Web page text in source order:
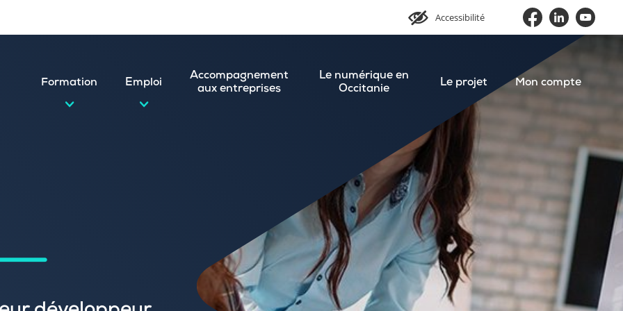
Accessibilité
Formation Emploi
et postuler en ligne
spontanée
Accompagnement
aux entreprises
Le numérique en
Occitanie
Le projet Mon compte